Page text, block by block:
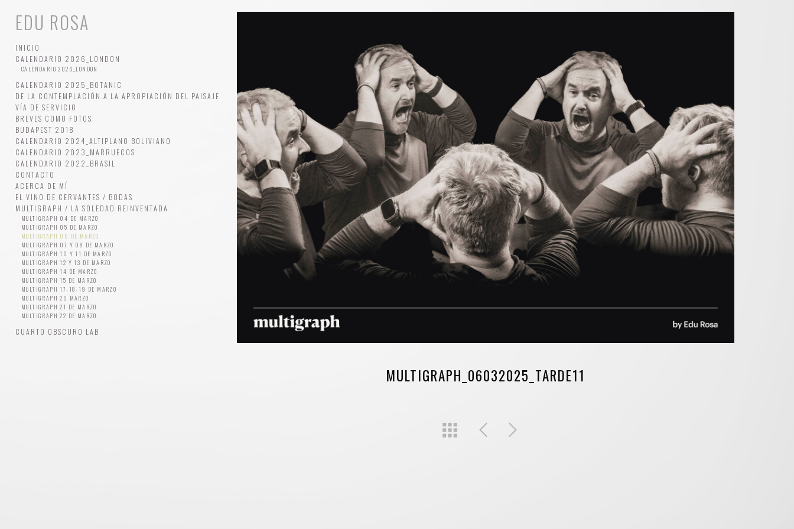
EDU ROSA
INICIO
CALENDARIO 2026_LONDON
CALENDARIO 2026_LONDON
CALENDARIO 2025_BOTANIC
DE LA CONTEMPLACIÓN A LA APROPIACIÓN DEL PAISAJE
VÍA DE SERVICIO
BREVES COMO FOTOS
BUDAPEST 2018
CALENDARIO 2024_ALTIPLANO BOLIVIANO
CALENDARIO 2023_MARRUECOS
CALENDARIO 2022_BRASIL
CONTACTO
ACERCA DE MÍ
EL VINO DE CERVANTES / BODAS
MULTIGRAPH / LA SOLEDAD REINVENTADA
MULTIGRAPH 04 DE MARZO
MULTIGRAPH 05 DE MARZO
MULTIGRAPH 06 DE MARZO
MULTIGRAPH 07 Y 08 DE MARZO
MULTIGRAPH 10 Y 11 DE MARZO
MULTIGRAPH 12 Y 13 DE MARZO
MULTIGRAPH 14 DE MARZO
MULTIGRAPH 15 DE MARZO
MULTIGRAPH 17-18-19 DE MARZO
MULTIGRAPH 20 MARZO
MULTIGRAPH 21 DE MARZO
MULTIGRAPH 22 DE MARZO
CUARTO OBSCURO LAB
MULTIGRAPH_06032025_TARDE11